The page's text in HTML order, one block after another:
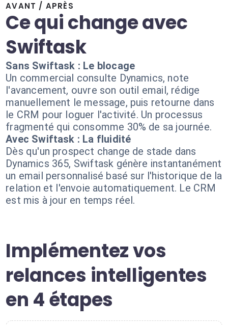
AVANT / APRÈS
Ce qui change avec
Swiftask
Sans Swiftask : Le blocage
Un commercial consulte Dynamics, note
l'avancement, ouvre son outil email, rédige
manuellement le message, puis retourne dans
le CRM pour loguer l'activité. Un processus
fragmenté qui consomme 30% de sa journée.
Avec Swiftask : La fluidité
Dès qu'un prospect change de stade dans
Dynamics 365, Swiftask génère instantanément
un email personnalisé basé sur l'historique de la
relation et l'envoie automatiquement. Le CRM
est mis à jour en temps réel.
Implémentez vos
relances intelligentes
en 4 étapes